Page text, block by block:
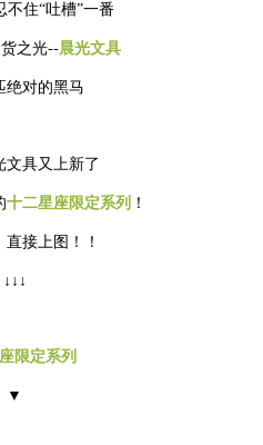
不住“吐槽”一番
之光--晨光文具
绝对的黑马
文具又上新了
十二星座限定系列 ！
接上图！！
↓↓↓
限定系列
▼